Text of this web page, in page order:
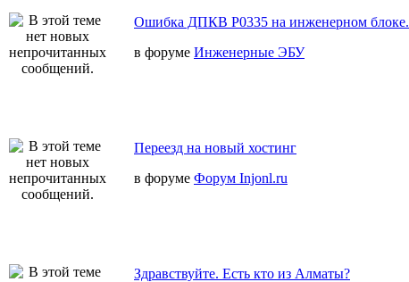
Ошибка ДПКВ Р0335 на инженерном блоке.
в форуме Инженерные ЭБУ
Переезд на новый хостинг
в форуме Форум Injonl.ru
Здравствуйте. Есть кто из Алматы?